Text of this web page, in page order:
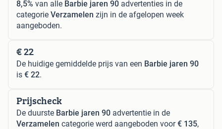
8,5% van alle Barbie jaren 90 advertenties in de
categorie Verzamelen zijn in de afgelopen week
aangeboden.
€ 22
De huidige gemiddelde prijs van een Barbie jaren 90
is € 22.
Prijscheck
De duurste Barbie jaren 90 advertentie in de
Verzamelen categorie werd aangeboden voor€ 135,